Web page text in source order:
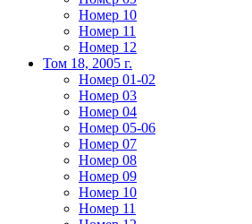
Номер 10
Номер 11
Номер 12
Том 18, 2005 г.
Номер 01-02
Номер 03
Номер 04
Номер 05-06
Номер 07
Номер 08
Номер 09
Номер 10
Номер 11